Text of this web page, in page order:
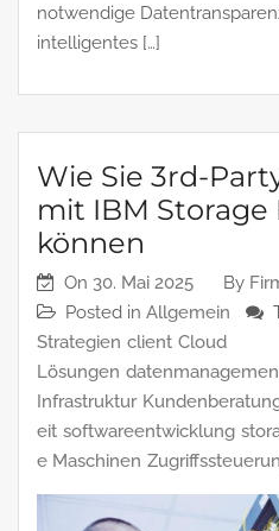
notwendige
intelligentes […]
Wie Sie 3rd-
mit IBM
können
On 30. Mai 2025 By
Posted in Allgemein
Strategien client Cloud
Lösungen
Infrastruktur
eit softwareentwicklung
e Maschinen